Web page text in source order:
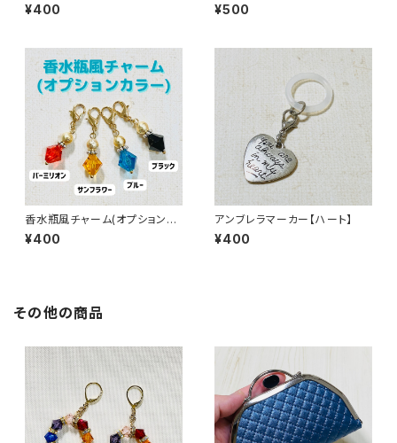
¥400 ¥500
香水瓶風チャーム(オプションカ
ラー)
¥400
アンブレラマーカー【ハート】
¥400
その他の商品